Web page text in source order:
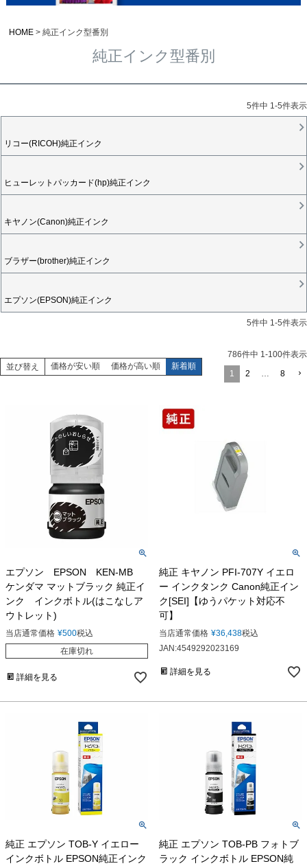
HOME 純正インク型番別
純正インク型番別
5件中 1-5件表示
リコー(RICOH)純正インク
ヒューレットパッカード(hp)純正インク
キヤノン(Canon)純正インク
ブラザー(brother)純正インク
エプソン(EPSON)純正インク
5件中 1-5件表示
並び替え 価格が安い順 価格が高い順 新着順
786件中 1-100件表示
1
2 … 8
エプソン EPSON KEN-MB
ケンダマ マットブラック 純正イ
ンク インクボトル(はこなしア
ウトレット)
当店通常価格 ¥500税込
在庫切れ
詳細を見る
純正 キヤノン PFI-707Y イエロ
ー インクタンク Canon純正イン
ク[SEI]【ゆうパケット対応不
可】
当店通常価格 ¥36,438税込
JAN:4549292023169
詳細を見る
純正 エプソン TOB-Y イエロー
インクボトル EPSON純正インク
純正 エプソン TOB-PB フォトブ
ラック インクボトル EPSON純